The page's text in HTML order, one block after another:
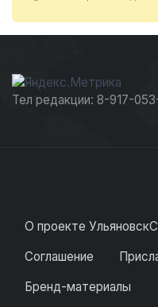
Тел редакции: 8-917-
О проекте
Соглашение
Бренд-материалы